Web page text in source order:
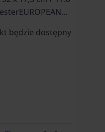
będzie dostępny